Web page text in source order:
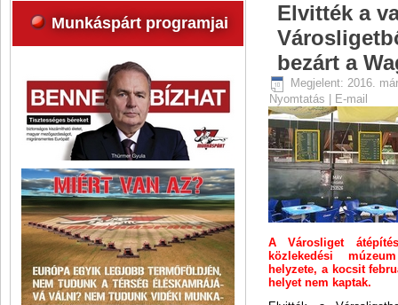
Munkáspárt programjai
Elvitték a
bezárt a
Megjelent: 2016.
Nyomtatás
E-mail
A Városliget
közlekedési
helyzete, a kocsit
helyet nem kaptak.